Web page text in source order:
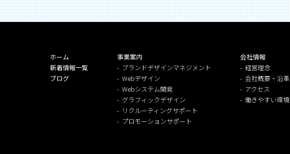
ホーム
新着情報一覧
ブログ
事業案内
ブランドデザインマネジメント
Webデザイン
Webシステム開発
グラフィックデザイン
リクルーティングサポート
プロモーションサポート
会社情報
経営理念
会社概要・沿革
アクセス
働きやすい環境